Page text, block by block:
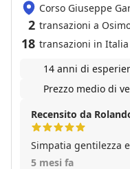
Corso Giuseppe
2 transazioni a
18 transazioni in Italia
14 anni di
Prezzo medio di
Recensito da
Simpatia gentilezza
5 mesi fa